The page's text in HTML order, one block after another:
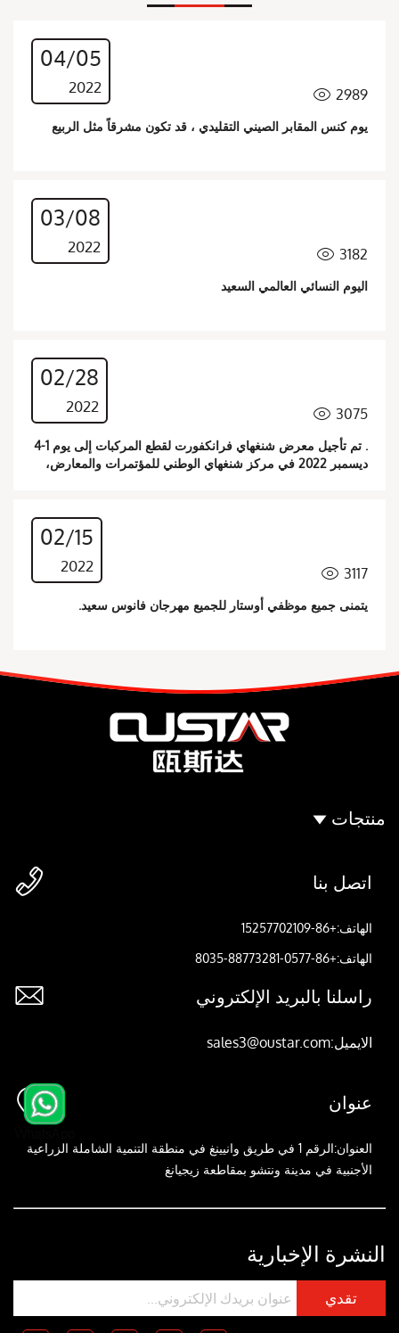
04/05
2022  2989
يوم كنس المقابر الصيني التقليدي ، قد تكون مشرقاً مثل الربيع
03/08
2022  3182
اليوم النسائي العالمي السعيد
02/28
2022  3075
. تم تأجيل معرض شنغهاي فرانكفورت لقطع المركبات إلى يوم 1-4
ديسمبر 2022 في مركز شنغهاي الوطني للمؤتمرات والمعارض،
02/15
2022  3117
يتمنى جميع موظفي أوستار للجميع مهرجان فانوس سعيد.
منتجات
 اتصل بنا
الهاتف:+86-15257702109
الهاتف:+86-0577-88773281-8035
 راسلنا بالبريد الإلكتروني
الايميل:sales3@oustar.com
 عنوان
العنوان:الرقم 1 في طريق وانيينغ في منطقة التنمية الشاملة الزراعية
الأجنبية في مدينة ونتشو بمقاطعة زيجيانغ
النشرة الإخبارية
تقدي